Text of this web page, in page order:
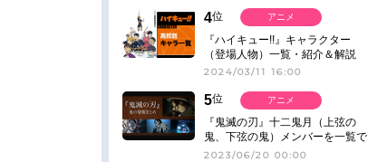
4位
『ハイキュー!!』キャラクター
（登場人物）一覧・紹介＆解説
2024/03/11 16:00
アニメ
5位
『鬼滅の刃』十二鬼月（上弦の
鬼、下弦の鬼）メンバーを一覧で
紹介＆解説（登場鬼の情報まと
2023/06/20 00:00
アニメ